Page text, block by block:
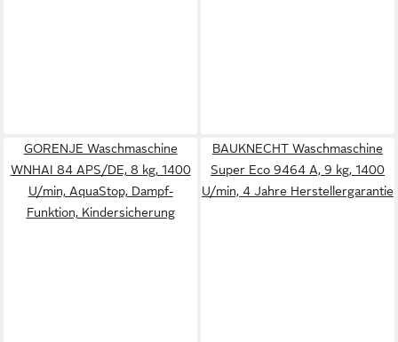
GORENJE Waschmaschine
WNHAI 84 APS/DE, 8 kg, 1400
U/min, AquaStop, Dampf-
Funktion, Kindersicherung
BAUKNECHT Waschmaschine
Super Eco 9464 A, 9 kg, 1400
U/min, 4 Jahre Herstellergarantie